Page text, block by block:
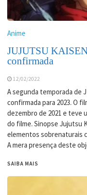
Anime
JUJUTSU
confirmada
12/02/2022
A segunda temporada de
confirmada para 2023. O
dezembro de 2021 e teve
do filme. Sinopse Jujutsu
elementos sobrenaturais
A mera presença deste
SAIBA MAIS